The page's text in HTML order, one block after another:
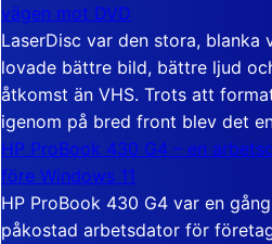
vägen mot DVD
LaserDisc var den stora, blanka
lovade bättre bild, bättre ljud
åtkomst än VHS. Trots att
igenom på bred front blev det
HP ProBook 430 G4 – en
före Windows 11
HP ProBook 430 G4 var en
påkostad arbetsdator för